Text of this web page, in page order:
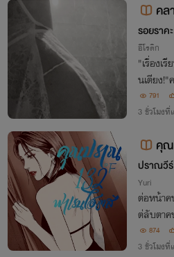
คล
ฏิบัติ
รอยราค
อีโรติก
"เรื่องเ
นเตียง!"
ลาสสอน
ดเต็มตั้ง
791
3 ชั่วโมงที่
คุ
ปราณวีร์
Yuri
ต่อหน้าค
ต่ลับตา
างกายข
ไฮตส์! ป
874
3 ชั่วโมงที่